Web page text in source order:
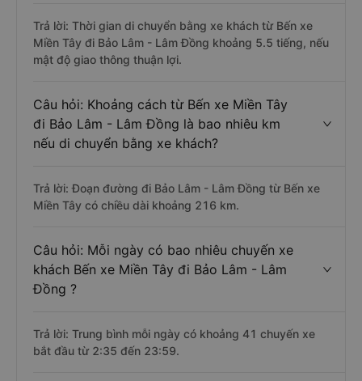
Trả lời: Thời gian di chuyển bằng xe khách từ Bến xe
Miền Tây đi Bảo Lâm - Lâm Đồng khoảng 5.5 tiếng, nếu
mật độ giao thông thuận lợi.
Câu hỏi: Khoảng cách từ Bến xe Miền Tây
đi Bảo Lâm - Lâm Đồng là bao nhiêu km
nếu di chuyển bằng xe khách?
Trả lời: Đoạn đường đi Bảo Lâm - Lâm Đồng từ Bến xe
Miền Tây có chiều dài khoảng 216 km.
Câu hỏi: Mỗi ngày có bao nhiêu chuyến xe
khách Bến xe Miền Tây đi Bảo Lâm - Lâm
Đồng ?
Trả lời: Trung bình mỗi ngày có khoảng 41 chuyến xe
bắt đầu từ 2:35 đến 23:59.